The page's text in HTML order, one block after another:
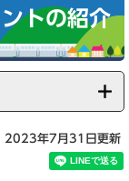
トの紹介
2023年7月31日更新